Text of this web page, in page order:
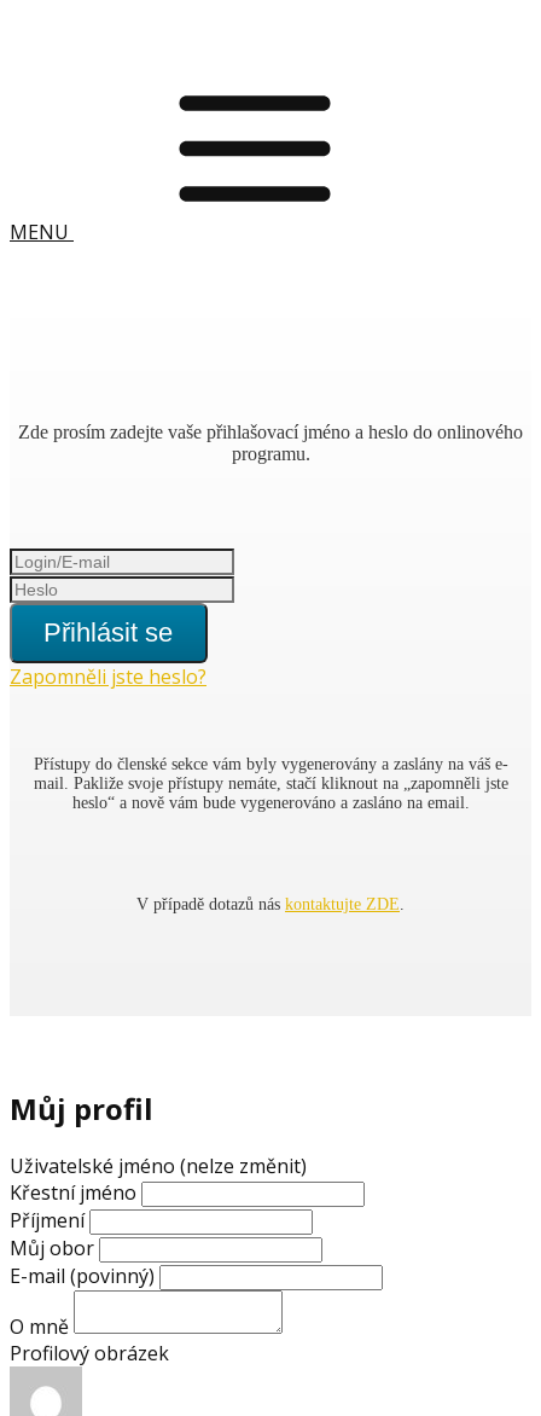
MENU
Zde prosím zadejte vaše přihlašovací jméno a heslo do onlinového
programu.
Přihlásit se
Zapomněli jste heslo?
Přístupy do členské sekce vám byly vygenerovány a zaslány na váš e-
mail. Pakliže svoje přístupy nemáte, stačí kliknout na „zapomněli jste
heslo“ a nově vám bude vygenerováno a zasláno na email.
V případě dotazů nás kontaktujte ZDE.
Můj profil
Uživatelské jméno (nelze změnit)
Křestní jméno
Příjmení
Můj obor
E-mail (povinný)
O mně
Profilový obrázek